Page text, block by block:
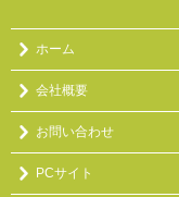
ホーム
会社概要
お問い合わせ
PCサイト